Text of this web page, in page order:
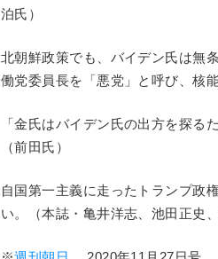
泊氏）
北朝鮮政策でも、バイデン氏は無
働党委員長を「悪党」と呼び、核
「金氏はバイデン氏の出方を探る
（前田氏）
自国第一主義に走ったトランプ政
い。（本誌・亀井洋志、池田正史、